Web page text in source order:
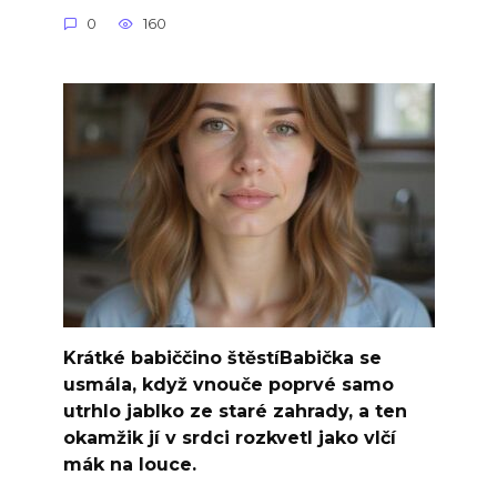
0 160
Krátké babiččino štěstíBabička se
usmála, když vnouče poprvé samo
utrhlo jablko ze staré zahrady, a ten
okamžik jí v srdci rozkvetl jako vlčí
mák na louce.